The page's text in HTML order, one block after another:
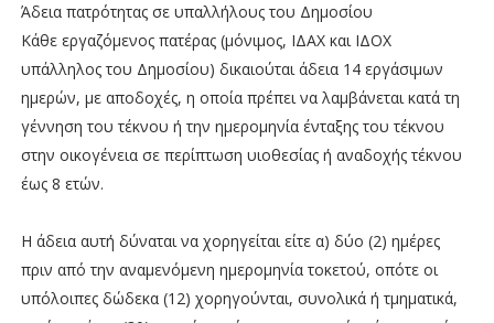
Άδεια πατρότητας σε υπαλλήλους του Δημοσίου
Κάθε εργαζόμενος πατέρας (μόνιμος, ΙΔΑΧ και ΙΔΟΧ
υπάλληλος του Δημοσίου) δικαιούται άδεια 14 εργάσιμων
ημερών, με αποδοχές, η οποία πρέπει να λαμβάνεται κατά τη
γέννηση του τέκνου ή την ημερομηνία ένταξης του τέκνου
στην οικογένεια σε περίπτωση υιοθεσίας ή αναδοχής τέκνου
έως 8 ετών.
Η άδεια αυτή δύναται να χορηγείται είτε α) δύο (2) ημέρες
πριν από την αναμενόμενη ημερομηνία τοκετού, οπότε οι
υπόλοιπες δώδεκα (12) χορηγούνται, συνολικά ή τμηματικά,